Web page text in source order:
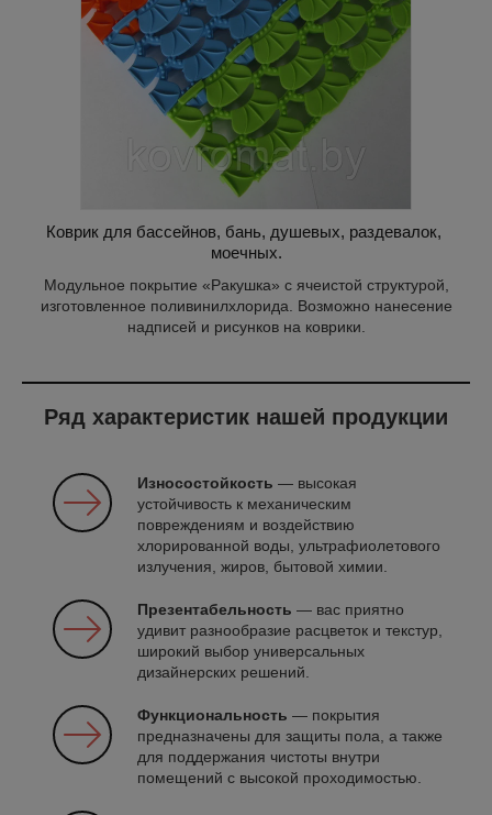
Коврик для бассейнов, бань, душевых, раздевалок,
моечных.
Модульное покрытие «Ракушка» с ячеистой структурой,
изготовленное поливинилхлорида. Возможно нанесение
надписей и рисунков на коврики.
Ряд характеристик нашей продукции
Износостойкость — высокая
устойчивость к механическим
повреждениям и воздействию
хлорированной воды, ультрафиолетового
излучения, жиров, бытовой химии.
Презентабельность — вас приятно
удивит разнообразие расцветок и текстур,
широкий выбор универсальных
дизайнерских решений.
Функциональность — покрытия
предназначены для защиты пола, а также
для поддержания чистоты внутри
помещений с высокой проходимостью.